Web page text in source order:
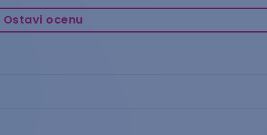
Ostavi ocenu